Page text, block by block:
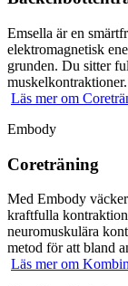
Emsella är en
elektromagnetisk
grunden. Du sitter
muskelkontraktioner.
Läs merom
Embody
Coreträning
Med Embody
kraftfulla
neuromuskulära
metod för att bland
Läs merom